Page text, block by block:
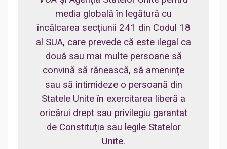
media globală în legătură cu
încălcarea secțiunii 241 din Codul 18
al SUA, care prevede că este ilegal ca
două sau mai multe persoane să
convină să rănească, să amenințe
sau să intimideze o persoană din
Statele Unite în exercitarea liberă a
oricărui drept sau privilegiu garantat
de Constituția sau legile Statelor
Unite.